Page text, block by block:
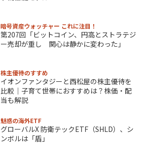
暗号資産ウォッチャー これに注目！
第207回「ビットコイン、円高とストラテジ
ー売却が重し 関心は静かに変わった」
株主優待のすすめ
イオンファンタジーと西松屋の株主優待を
比較｜子育て世帯におすすめは？株価・配
当も解説
魅惑の海外ETF
グローバルX 防衛テックETF（SHLD）、シ
ンボルは「盾」